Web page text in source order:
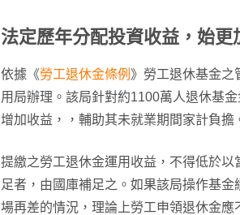
法定歷年分配投資收益，始更
依據《勞工退休金條例 》勞工退休基金之
用局辦理。該局針對約1100萬人退休基
增加收益，，輔助其未就業期間家計負擔
提繳之勞工退休金運用收益，不得低於
足者，由國庫補足之。如果該局操作基
場再差的情況，理論上勞工申領退休金應